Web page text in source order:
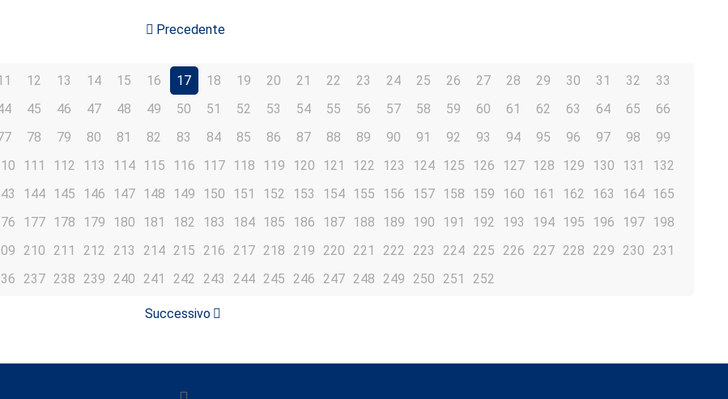
Precedente
12 13 14 15 16 17 18 19 20 21 22 23 24 25 26 27 28 29 30 31 32
33
45 46 47 48 49 50 51 52 53 54 55 56 57 58 59 60 61 62 63 64 65
66
78 79 80 81 82 83 84 85 86 87 88 89 90 91 92 93 94 95 96 97 98
99
111 112 113 114 115 116 117 118 119 120 121 122 123 124 125 126 127 128 129 130 131
132
144 145 146 147 148 149 150 151 152 153 154 155 156 157 158 159 160 161 162 163 164
165
177 178 179 180 181 182 183 184 185 186 187 188 189 190 191 192 193 194 195 196 197
198
210 211 212 213 214 215 216 217 218 219 220 221 222 223 224 225 226 227 228 229 230 231
237 238 239 240 241 242 243 244 245 246 247 248 249 250 251 252
Successivo